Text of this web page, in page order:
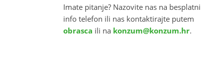
Imate pitanje? Nazovite nas na besplatni
info telefon ili nas kontaktirajte putem
obrasca ili na konzum@konzum.hr.